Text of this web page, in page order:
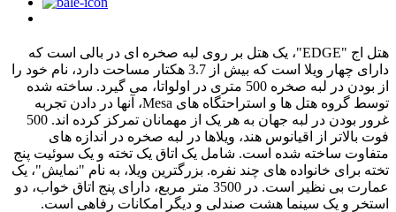
هتل اج "EDGE"، یک هتل بر روی لبه صخره ای در بالی است که
دارای چهار ویلا است که بیش از 3.7 هکتار مساحت دارد، نام خود را
از بودن در لبه صخره 500 متری در اولواتا، می گیرد. ساخته شده
توسط گروه هتل ها و استراحتگاه های Mesa، آنها در دادن تجربه
غرور بودن در لبه جهان به هر یک از مهمانان تمرکز کرده اند. 500
فوت بالاتر از اقیانوس هند، ویلاها در لبه صخره در اندازه های
متفاوت ساخته شده است. شامل یک اتاق یک تخته و یک سوئیت پنج
تخته برای خانواده های چند نفره. بزرگترین ویلا، به نام "نمایش"، یک
عمارت بی نظیر است. در 3500 متر مربع، دارای پنج اتاق خواب، دو
استخر و یک سینما هشت صندلی و دیگر امکانات رفاهی است.